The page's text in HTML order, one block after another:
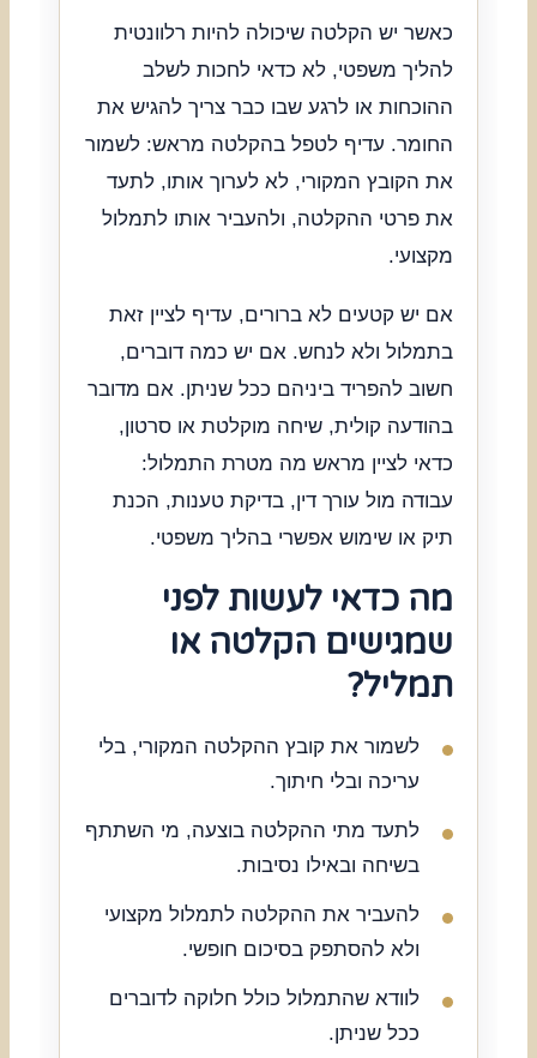
כאשר יש הקלטה שיכולה להיות רלוונטית
להליך משפטי, לא כדאי לחכות לשלב
ההוכחות או לרגע שבו כבר צריך להגיש את
החומר. עדיף לטפל בהקלטה מראש: לשמור
את הקובץ המקורי, לא לערוך אותו, לתעד
את פרטי ההקלטה, ולהעביר אותו לתמלול
מקצועי.
אם יש קטעים לא ברורים, עדיף לציין זאת
בתמלול ולא לנחש. אם יש כמה דוברים,
חשוב להפריד ביניהם ככל שניתן. אם מדובר
בהודעה קולית, שיחה מוקלטת או סרטון,
כדאי לציין מראש מה מטרת התמלול:
עבודה מול עורך דין, בדיקת טענות, הכנת
תיק או שימוש אפשרי בהליך משפטי.
מה כדאי לעשות לפני
שמגישים הקלטה או
תמליל?
לשמור את קובץ ההקלטה המקורי, בלי
עריכה ובלי חיתוך.
לתעד מתי ההקלטה בוצעה, מי השתתף
בשיחה ובאילו נסיבות.
להעביר את ההקלטה לתמלול מקצועי
ולא להסתפק בסיכום חופשי.
לוודא שהתמלול כולל חלוקה לדוברים
ככל שניתן.